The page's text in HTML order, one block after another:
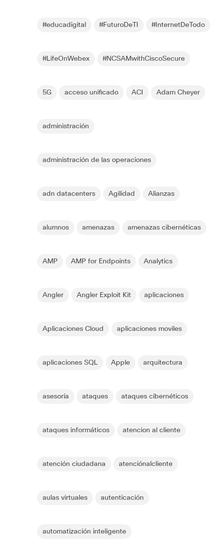
#educadigital #FuturoDeTI #InternetDeTodo
#LifeOnWebex #NCSAMwithCiscoSecure
5G acceso unificado ACI Adam Cheyer
administración
administración de las operaciones
adn datacenters Agilidad Alianzas
alumnos amenazas amenazas cibernéticas
AMP AMP for Endpoints Analytics
Angler Angler Exploit Kit aplicaciones
Aplicaciones Cloud aplicaciones moviles
aplicaciones SQL Apple arquitectura
asesoría ataques ataques cibernéticos
ataques informáticos atencion al cliente
atención ciudadana atenciónalcliente
aulas virtuales autenticación
automatización inteligente